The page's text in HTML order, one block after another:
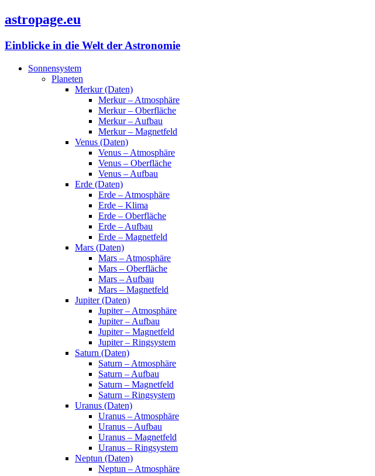
astropage.eu
Einblicke in die Welt der Astronomie
Sonnensystem
Planeten
Merkur (Daten)
Merkur – Atmosphäre
Merkur – Oberfläche
Merkur – Aufbau
Merkur – Magnetfeld
Venus (Daten)
Venus – Atmosphäre
Venus – Oberfläche
Venus – Aufbau
Erde (Daten)
Erde – Atmosphäre
Erde – Klima
Erde – Oberfläche
Erde – Aufbau
Erde – Magnetfeld
Mars (Daten)
Mars – Atmosphäre
Mars – Oberfläche
Mars – Aufbau
Mars – Magnetfeld
Jupiter (Daten)
Jupiter – Atmosphäre
Jupiter – Aufbau
Jupiter – Magnetfeld
Jupiter – Ringsystem
Saturn (Daten)
Saturn – Atmosphäre
Saturn – Aufbau
Saturn – Magnetfeld
Saturn – Ringsystem
Uranus (Daten)
Uranus – Atmosphäre
Uranus – Aufbau
Uranus – Magnetfeld
Uranus – Ringsystem
Neptun (Daten)
Neptun – Atmosphäre